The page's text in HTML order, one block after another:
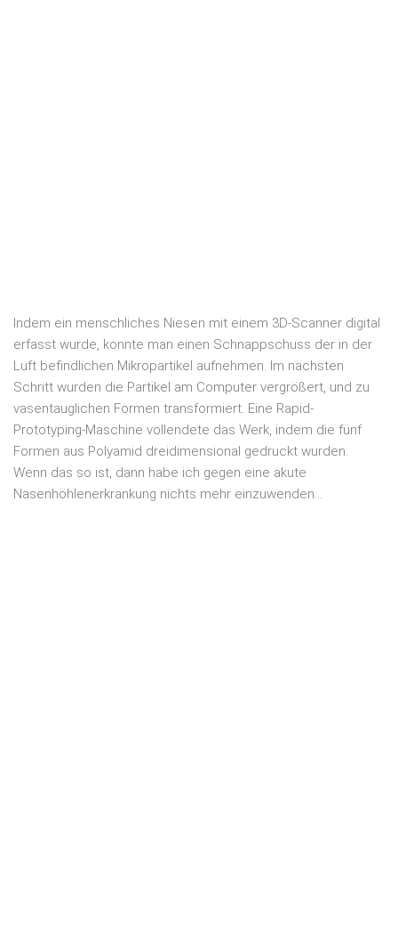
Indem ein menschliches Niesen mit einem 3D-Scanner digital
erfasst wurde, konnte man einen Schnappschuss der in der
Luft befindlichen Mikropartikel aufnehmen. Im nächsten
Schritt wurden die Partikel am Computer vergrößert, und zu
vasentauglichen Formen transformiert. Eine Rapid-
Prototyping-Maschine vollendete das Werk, indem die fünf
Formen aus Polyamid dreidimensional gedruckt wurden.
Wenn das so ist, dann habe ich gegen eine akute
Nasenhöhlenerkrankung nichts mehr einzuwenden…